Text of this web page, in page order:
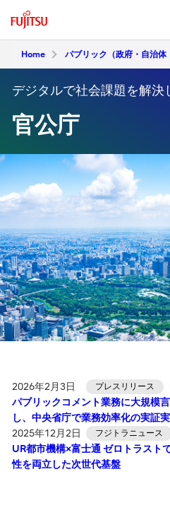
Home パブリック（政府・自治体
デジタルで社会課題を解決
官公庁
2026年2月3日 プレスリリース
パブリックコメント業務に大規模
し、中央省庁で業務効率化の実証
2025年12月2日
フジトラニュース
UR都市機構×富士通 ゼロトラスト
性を両立した次世代基盤